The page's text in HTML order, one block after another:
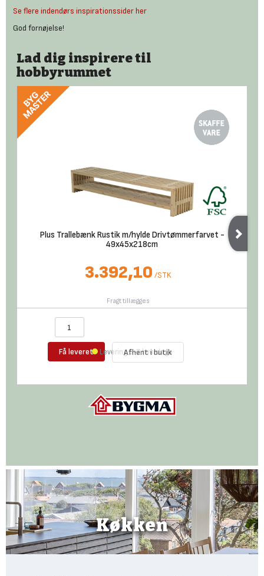
Se flere indendørs inspirationssider her
God fornøjelse!
Lad dig inspirere til
hobbyrummet
Plus Trallebænk Rustik m/hylde Drivtømmerfarvet -
49x45x218cm
3.392,10 /STK
Fragt tillægges
Få leveret Afhent i butik
Levering 5-7 hverdage
Køkken